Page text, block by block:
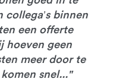
binnen
een offerte
hoeven geen
meer door te
snel..."